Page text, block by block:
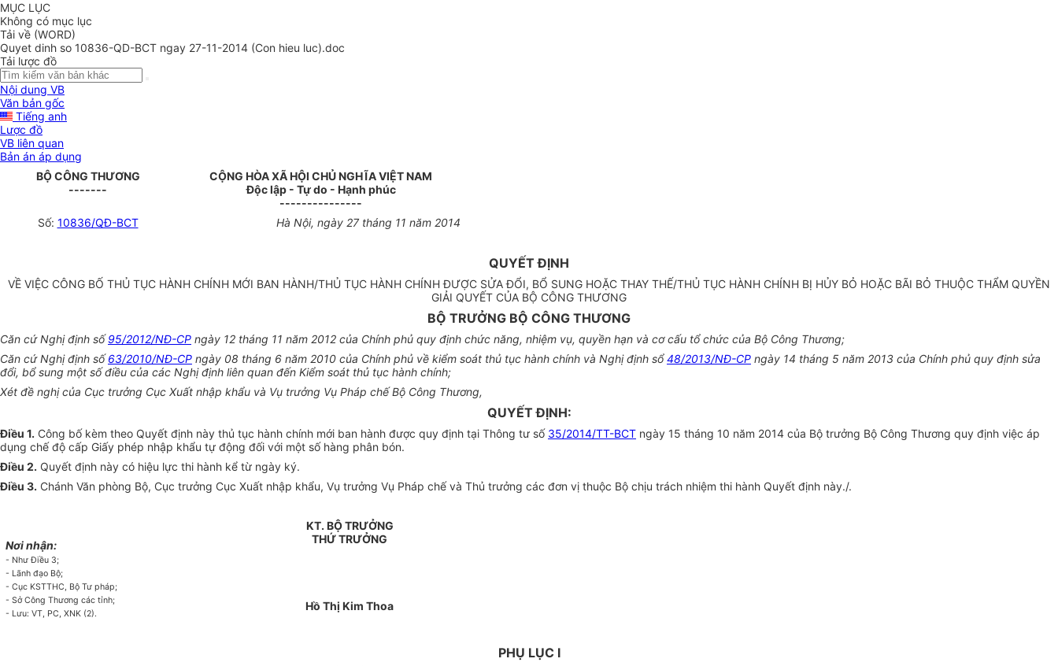
MỤC LỤC
Không có mục lục
Tải về (WORD)
Quyet dinh so 10836-QD-BCT ngay 27-11-2014 (Con hieu luc).doc
Tải lược đồ
Nội dung VB
Văn bản gốc
Tiếng anh
Lược đồ
VB liên quan
Bản án áp dụng
BỘ CÔNG THƯƠNG
-------
CỘNG HÒA XÃ HỘI CHỦ NGHĨA VIỆT NAM
Độc lập - Tự do - Hạnh phúc
---------------
Số: 10836/QĐ-BCT Hà Nội, ngày 27 tháng 11 năm 2014
QUYẾT ĐỊNH
VỀ VIỆC CÔNG BỐ THỦ TỤC HÀNH CHÍNH MỚI BAN HÀNH/THỦ TỤC HÀNH CHÍNH ĐƯỢC SỬA ĐỔI, BỔ SUNG HOẶC THAY THẾ/THỦ TỤC HÀNH CHÍNH BỊ HỦY BỎ HOẶC BÃI BỎ THUỘC THẨM QUYỀN
GIẢI QUYẾT CỦA BỘ CÔNG THƯƠNG
BỘ TRƯỞNG BỘ CÔNG THƯƠNG
Căn cứ Nghị định số95/2012/NĐ-CP ngày 12 tháng 11 năm 2012 của Chính phủ quy định chức năng, nhiệm vụ, quyền hạn và cơ cấu tổ chức của Bộ Công Thương;
Căn cứ Nghị định số63/2010/NĐ-CP ngày 08 tháng 6 năm 2010 của Chính phủ về kiểm soát thủ tục hành chính và Nghị định sổ48/2013/NĐ-CP ngày 14 tháng 5 năm 2013 của Chính phủ quy định sửa
đổi, bổ sung một số điều của các Nghị định liên quan đến Kiểm soát thủ tục hành chính;
Xét đề nghị của Cục trưởng Cục Xuất nhập khẩu và Vụ trưởng Vụ Pháp chế Bộ Công Thương,
QUYẾT ĐỊNH:
Điều 1. Công bố kèm theo Quyết định này thủ tục hành chính mới ban hành được quy định tại Thông tư số 35/2014/TT-BCT ngày 15 tháng 10 năm 2014 của Bộ trưởng Bộ Công Thương quy định việc áp
dụng chế độ cấp Giấy phép nhập khẩu tự động đối với một số hàng phân bón.
Điều 2. Quyết định này có hiệu lực thi hành kể từ ngày ký.
Điều 3. Chánh Văn phòng Bộ, Cục trưởng Cục Xuất nhập khẩu, Vụ trưởng Vụ Pháp chế và Thủ trưởng các đơn vị thuộc Bộ chịu trách nhiệm thi hành Quyết định này./.
Nơi nhận:
- Như Điều 3;
- Lãnh đạo Bộ;
- Cục KSTTHC, Bộ Tư pháp;
- Sở Công Thương các tỉnh;
- Lưu: VT, PC, XNK (2).
KT. BỘ TRƯỞNG
THỨ TRƯỞNG
Hồ Thị Kim Thoa
PHỤ LỤC I